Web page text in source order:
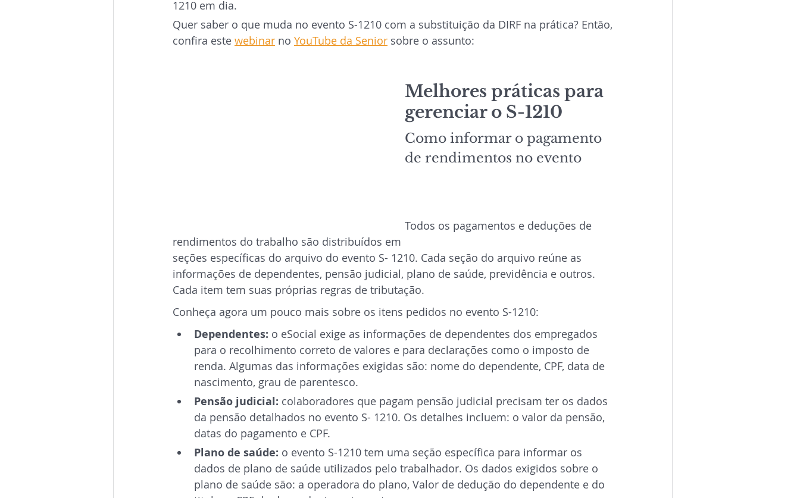
1210 em dia.
Quer saber o que muda no evento S-1210 com a substituição da DIRF na prática? Então,
confira este webinar no YouTube da Senior sobre o assunto:
Melhores práticas para
gerenciar o S-1210
Como informar o pagamento
de rendimentos no evento
Todos os pagamentos e deduções de
rendimentos do trabalho são distribuídos em
seções específicas do arquivo do evento S- 1210. Cada seção do arquivo reúne as
informações de dependentes, pensão judicial, plano de saúde, previdência e outros.
Cada item tem suas próprias regras de tributação.
Conheça agora um pouco mais sobre os itens pedidos no evento S-1210:
Dependentes: o eSocial exige as informações de dependentes dos empregados
para o recolhimento correto de valores e para declarações como o imposto de
renda. Algumas das informações exigidas são: nome do dependente, CPF, data de
nascimento, grau de parentesco.
Pensão judicial: colaboradores que pagam pensão judicial precisam ter os dados
da pensão detalhados no evento S- 1210. Os detalhes incluem: o valor da pensão,
datas do pagamento e CPF.
Plano de saúde: o evento S-1210 tem uma seção específica para informar os
dados de plano de saúde utilizados pelo trabalhador. Os dados exigidos sobre o
plano de saúde são: a operadora do plano, Valor de dedução do dependente e do